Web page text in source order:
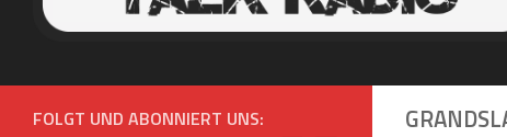
FOLGT UND ABONNIERT UNS: